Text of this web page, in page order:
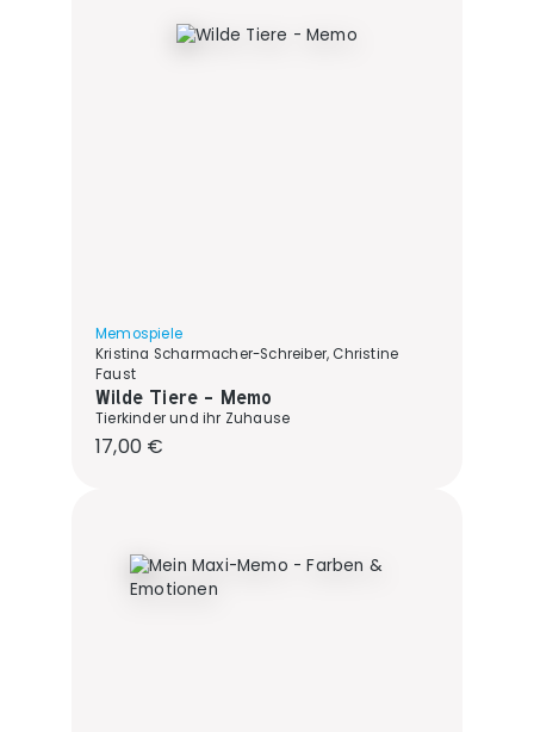
Memospiele
Kristina Scharmacher-Schreiber, Christine
Faust
Wilde Tiere - Memo
Tierkinder und ihr Zuhause
Regulärer Preis:
17,00 €